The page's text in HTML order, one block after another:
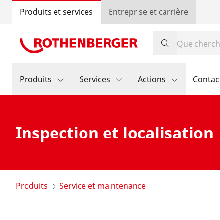
Produits et services Entreprise et carrière
Produits Services Actions
Inspection et localisation
Produits Service et maintenance